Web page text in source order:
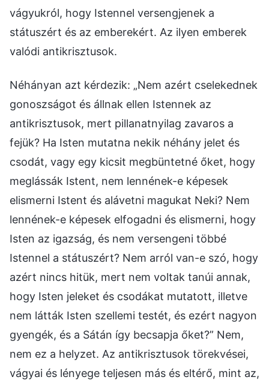
vágyukról, hogy Istennel versengjenek a
státuszért és az emberekért. Az ilyen emberek
valódi antikrisztusok.
Néhányan azt kérdezik: „Nem azért cselekednek
gonoszságot és állnak ellen Istennek az
antikrisztusok, mert pillanatnyilag zavaros a
fejük? Ha Isten mutatna nekik néhány jelet és
csodát, vagy egy kicsit megbüntetné őket, hogy
meglássák Istent, nem lennének-e képesek
elismerni Istent és alávetni magukat Neki? Nem
lennének-e képesek elfogadni és elismerni, hogy
Isten az igazság, és nem versengeni többé
Istennel a státuszért? Nem arról van-e szó, hogy
azért nincs hitük, mert nem voltak tanúi annak,
hogy Isten jeleket és csodákat mutatott, illetve
nem látták Isten szellemi testét, és ezért nagyon
gyengék, és a Sátán így becsapja őket?” Nem,
nem ez a helyzet. Az antikrisztusok törekvései,
vágyai és lényege teljesen más és eltérő, mint az,